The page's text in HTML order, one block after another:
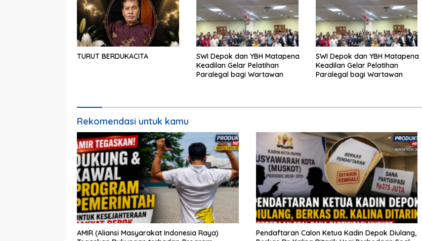
TURUT BERDUKACITA
SWI Depok dan YBH Matapena
Keadilan Gelar Pelatihan
Paralegal bagi Wartawan
SWI Depok dan YBH Matapena
Keadilan Gelar Pelatihan
Paralegal bagi Wartawan
Rekomendasi untuk kamu
AMIR (Aliansi Masyarakat Indonesia Raya)
Pendaftaran Calon Ketua Kadin Depok Diulang,